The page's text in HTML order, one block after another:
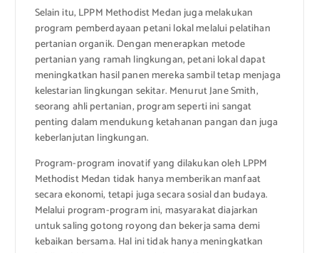
Selain itu, LPPM Methodist Medan juga melakukan
program pemberdayaan petani lokal melalui pelatihan
pertanian organik. Dengan menerapkan metode
pertanian yang ramah lingkungan, petani lokal dapat
meningkatkan hasil panen mereka sambil tetap menjaga
kelestarian lingkungan sekitar. Menurut Jane Smith,
seorang ahli pertanian, program seperti ini sangat
penting dalam mendukung ketahanan pangan dan juga
keberlanjutan lingkungan.
Program-program inovatif yang dilakukan oleh LPPM
Methodist Medan tidak hanya memberikan manfaat
secara ekonomi, tetapi juga secara sosial dan budaya.
Melalui program-program ini, masyarakat diajarkan
untuk saling gotong royong dan bekerja sama demi
kebaikan bersama. Hal ini tidak hanya meningkatkan